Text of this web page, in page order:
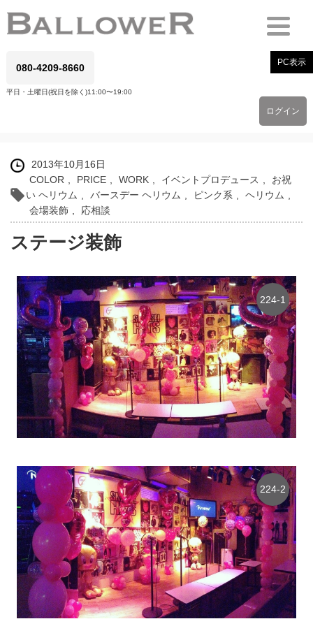
080-4209-8660
平日・土曜日(祝日を除く)11:00〜19:00
PC表示
ログイン
2013年10月16日
COLOR , PRICE , WORK , イベントプロデュース ,
お祝
い ヘリウム , バースデー ヘリウム , ピンク系 , ヘリウム ,
会場装飾 , 応相談
ステージ装飾
224-1
224-2